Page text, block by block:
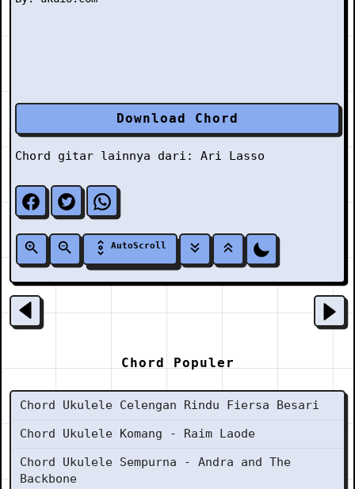
Download Chord
Chord gitar lainnya dari: Ari Lasso
AutoScroll
Chord Populer
Chord Ukulele Celengan Rindu Fiersa Besari
Chord Ukulele Komang - Raim Laode
Chord Ukulele Sempurna - Andra and The
Backbone